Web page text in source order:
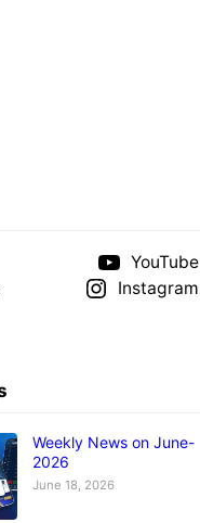
YouTube
Instagram
Weekly News on June-
2026
June 18, 2026